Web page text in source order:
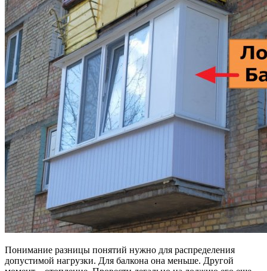
Понимание разницы понятий нужно для распределения
допустимой нагрузки. Для балкона она меньше. Другой